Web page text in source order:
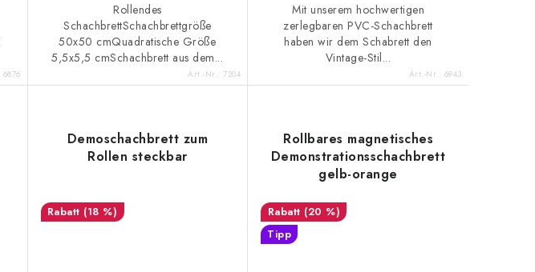
6876
Rollendes
SchachbrettSchachbrettgröße
50x50 cmQuadratische Größe
5,5x5,5 cmSchachbrett aus dem...
Art.-Nr.:7204
Mit unserem hochwertigen
zerlegbaren PVC-Schachbrett
haben wir dem Schabrett den
Vintage-Stil...
Art.-Nr.: 6943
Demoschachbrett zum
Rollen steckbar
(18 %)
Rollbares magnetisches
Demonstrationsschachbrett
gelb-orange
(20 %)
Tipp